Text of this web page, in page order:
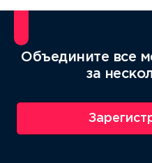
Объедините все
за